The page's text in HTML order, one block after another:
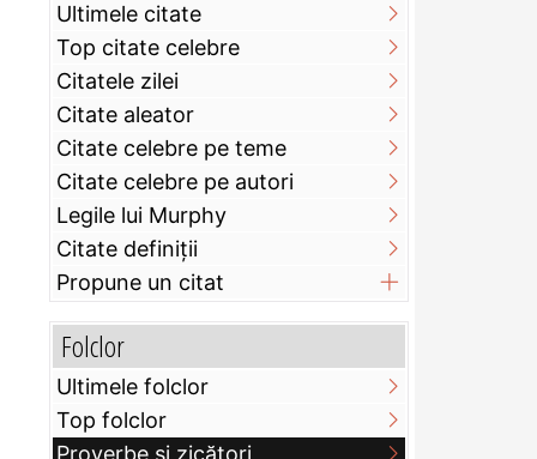
Ultimele citate
Top citate celebre
Citatele zilei
Citate aleator
Citate celebre pe teme
Citate celebre pe autori
Legile lui Murphy
Citate definiţii
Propune un citat
Folclor
Ultimele folclor
Top folclor
Proverbe și zicători